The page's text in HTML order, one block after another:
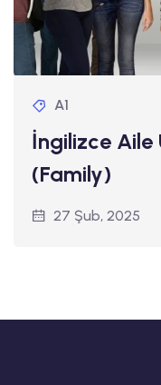
A1
İngilizce
(Family)
27 Şub, 2025